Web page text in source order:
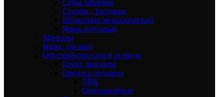
Сетка заборная
Столбы , Заглушки
Штакетник металлический
Ящик почтовый
Мангалы
Навес для авто
Обустройство сада и огорода
Грунт, реагенты
Грядки и теплицы
ДПК
Оцинкованные